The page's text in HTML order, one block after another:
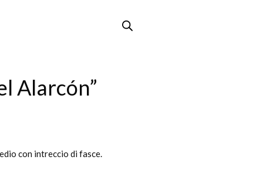
Alarcón”
con intreccio di fasce.